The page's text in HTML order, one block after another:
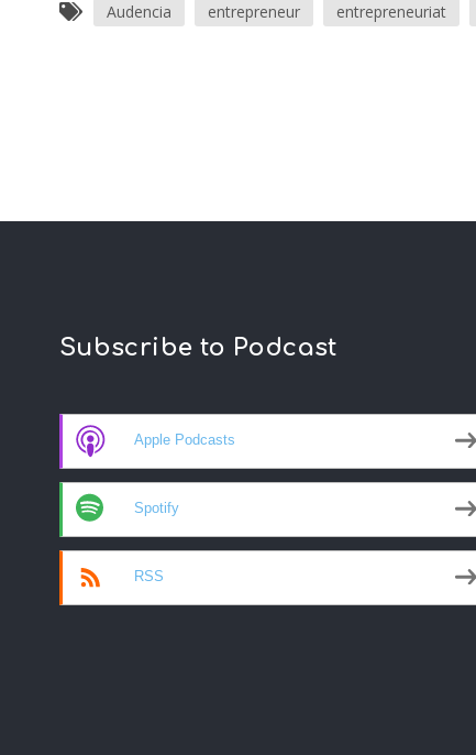
Audencia entrepreneur entrepreneuriat
Subscribe to Podcast
Apple Podcasts
Spotify
RSS